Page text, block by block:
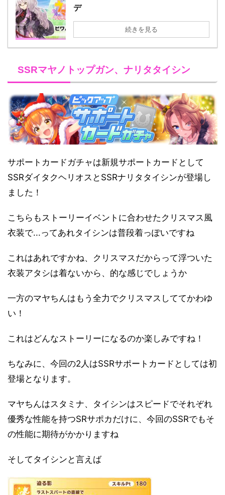
デ
続きを見る
SSRマヤノトップガン、ナリタタイシン
サポートカードガチャは新規サポートカードとして
SSRダイタクヘリオスとSSRナリタタイシンが登場し
ました！
こちらもストーリーイベントに合わせたクリスマス風
衣装で...ってあれタイシンは普段着っぽいですね
これはあれですかね、クリスマスだからって浮ついた
衣装アタシは着ないから、的な感じでしょうか
一方のマヤちんはもう全力でクリスマスしててかわゆ
い！
これはどんなストーリーになるのか楽しみですね！
ちなみに、今回の2人はSSRサポートカードとしては初
登場となります。
マヤちんはスタミナ、タイシンはスピードでそれぞれ
優秀な性能を持つSRサポカだけに、今回のSSRでもそ
の性能に期待がかかりますね
そしてタイシンと言えば